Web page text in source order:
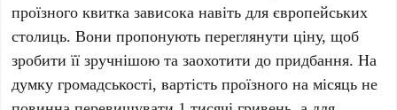
проїзного квитка зависока навіть для європейських
столиць. Вони пропонують переглянути ціну, щоб
зробити її зручнішою та заохотити до придбання. На
думку громадськості, вартість проїзного на місяць не